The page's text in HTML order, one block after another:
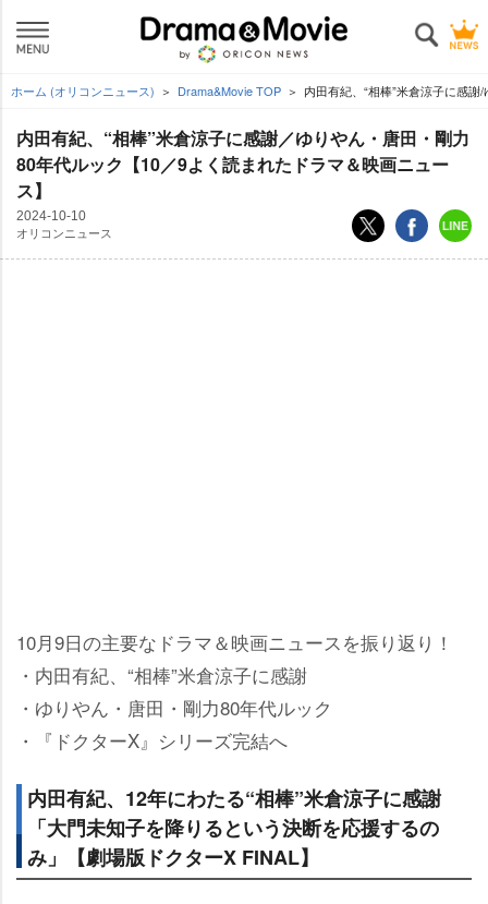
ホーム (オリコンニュース) Drama&Movie TOP 内田有紀、“相棒”米倉涼子に感
内田有紀、“相棒”米倉涼子に感謝／ゆりやん・唐田・剛力
80年代ルック【10／9よく読まれたドラマ＆映画ニュー
ス】
2024-10-10
オリコンニュース
10月9日の主要なドラマ＆映画ニュースを振り返り！
・内田有紀、“相棒”米倉涼子に感謝
・ゆりやん・唐田・剛力80年代ルック
・『ドクターX』シリーズ完結へ
内田有紀、12年にわたる“相棒”米倉涼子に感謝
「大門未知子を降りるという決断を応援するの
み」【劇場版ドクターX FINAL】